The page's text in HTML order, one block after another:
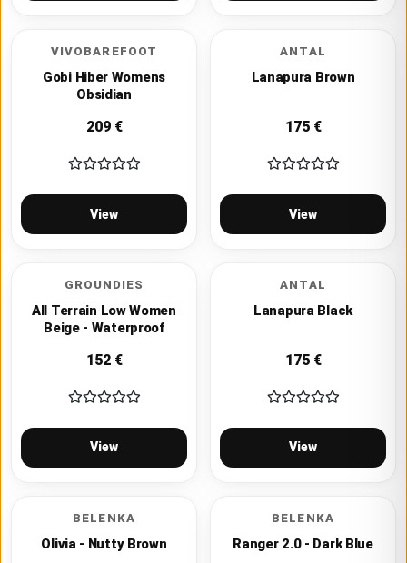
VIVOBAREFOOT
Gobi Hiber Womens
Obsidian
209€
View
ANTAL
Lanapura Brown
175€
View
GROUNDIES
All Terrain Low Women
Beige - Waterproof
152€
View
ANTAL
Lanapura Black
175€
View
BELENKA
Olivia - Nutty Brown
BELENKA
Ranger 2.0 - Dark Blue